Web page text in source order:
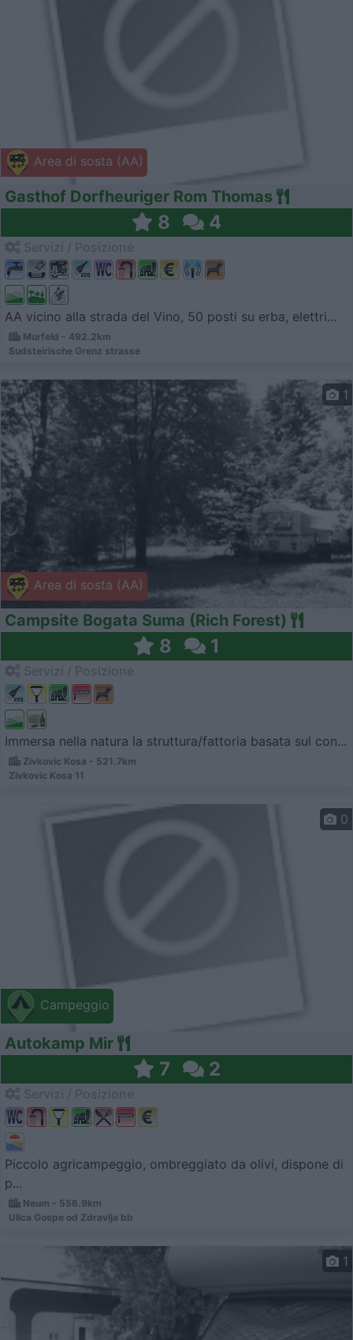
Area di sosta (AA)
Gasthof Dorfheuriger Rom Thomas
8 4
AA vicino alla strada del Vino, 50 posti su erba, elettri...
Murfeld - 492.2km
Sudsteirische Grenz strasse
Area di sosta (AA)
1
Campsite Bogata Suma (Rich Forest)
8 1
Immersa nella natura la struttura/fattoria basata sul con...
Zivkovic Kosa - 521.7km
Zivkovic Kosa 11
Campeggio
0
Autokamp Mir
7 2
Piccolo agricampeggio, ombreggiato da olivi, dispone di
p...
Neum - 556.9km
Ulica Gospe od Zdravlja bb
1